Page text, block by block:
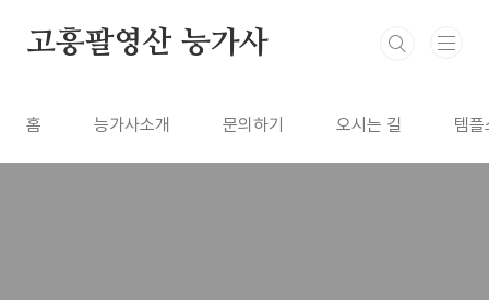
고흥팔영산 능가사
홈 능가사소개 문의하기 오시는 길 템